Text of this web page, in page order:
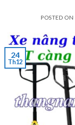
POSTED ON
24
Th12